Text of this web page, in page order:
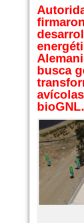
busca
bioGNL.